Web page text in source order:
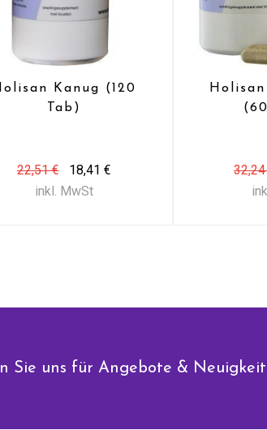
Kanug (120
Tab)
22,51 €
18,41 €
inkl. MwSt
Sie uns für Angebote &